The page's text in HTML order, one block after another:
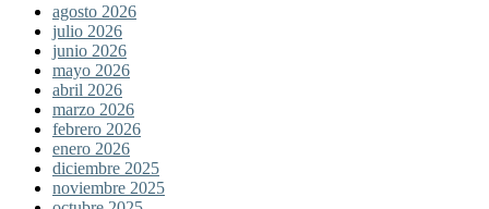
agosto 2026
julio 2026
junio 2026
mayo 2026
abril 2026
marzo 2026
febrero 2026
enero 2026
diciembre 2025
noviembre 2025